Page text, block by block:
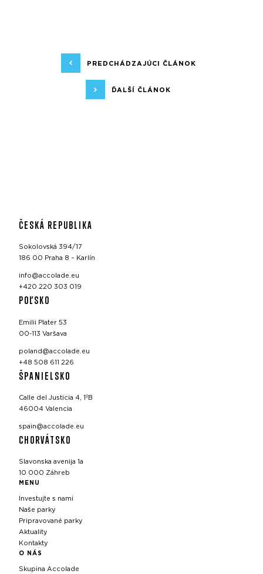
PREDCHÁDZAJÚCI ČLÁNOK
ĎALŠÍ ČLÁNOK
ČESKÁ REPUBLIKA
Sokolovská 394/17
186 00 Praha 8 – Karlín
info@accolade.eu
+420 220 303 019
POĽSKO
Emilii Plater 53
00-113 Varšava
poland@accolade.eu
+48 508 611 226
ŠPANIELSKO
Calle del Justicia 4, 1ºB
46004 Valencia
spain@accolade.eu
CHORVÁTSKO
Slavonska avenija 1a
10 000 Záhreb
MENU
Investujte s nami
Naše parky
Pripravované parky
Aktuality
Kontakty
O NÁS
Skupina Accolade